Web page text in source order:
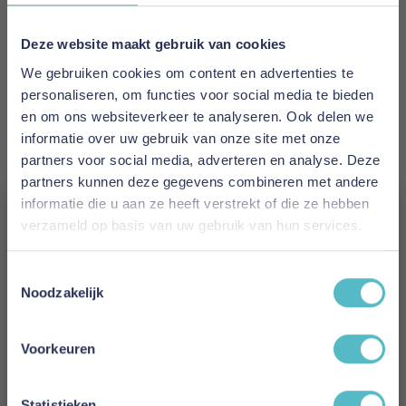
Deze website maakt gebruik van cookies
We gebruiken cookies om content en advertenties te
personaliseren, om functies voor social media te bieden
en om ons websiteverkeer te analyseren. Ook delen we
informatie over uw gebruik van onze site met onze
partners voor social media, adverteren en analyse. Deze
partners kunnen deze gegevens combineren met andere
informatie die u aan ze heeft verstrekt of die ze hebben
verzameld op basis van uw gebruik van hun services.
Noodzakelijk
Voorkeuren
EAN
Prijs
€ 1.922,00
Levertijd
8 weken
Kleur
894
Neah Chair with Standard Arms
E-mail